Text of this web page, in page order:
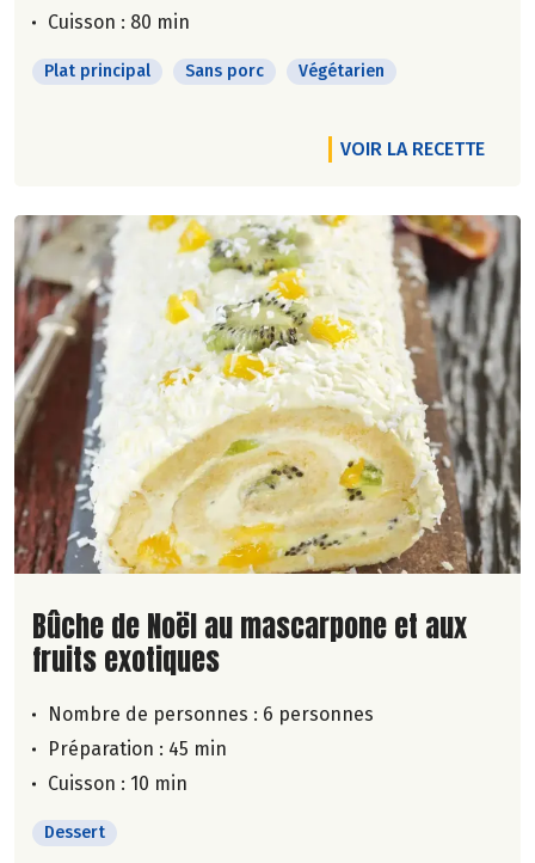
Cuisson : 80 min
Plat principal Sans porc Végétarien
VOIR LA RECETTE
Lire la suite de la recette
Bûche de Noël au mascarpone et aux
fruits exotiques
Nombre de personnes : 6 personnes
Préparation : 45 min
Cuisson : 10 min
Dessert